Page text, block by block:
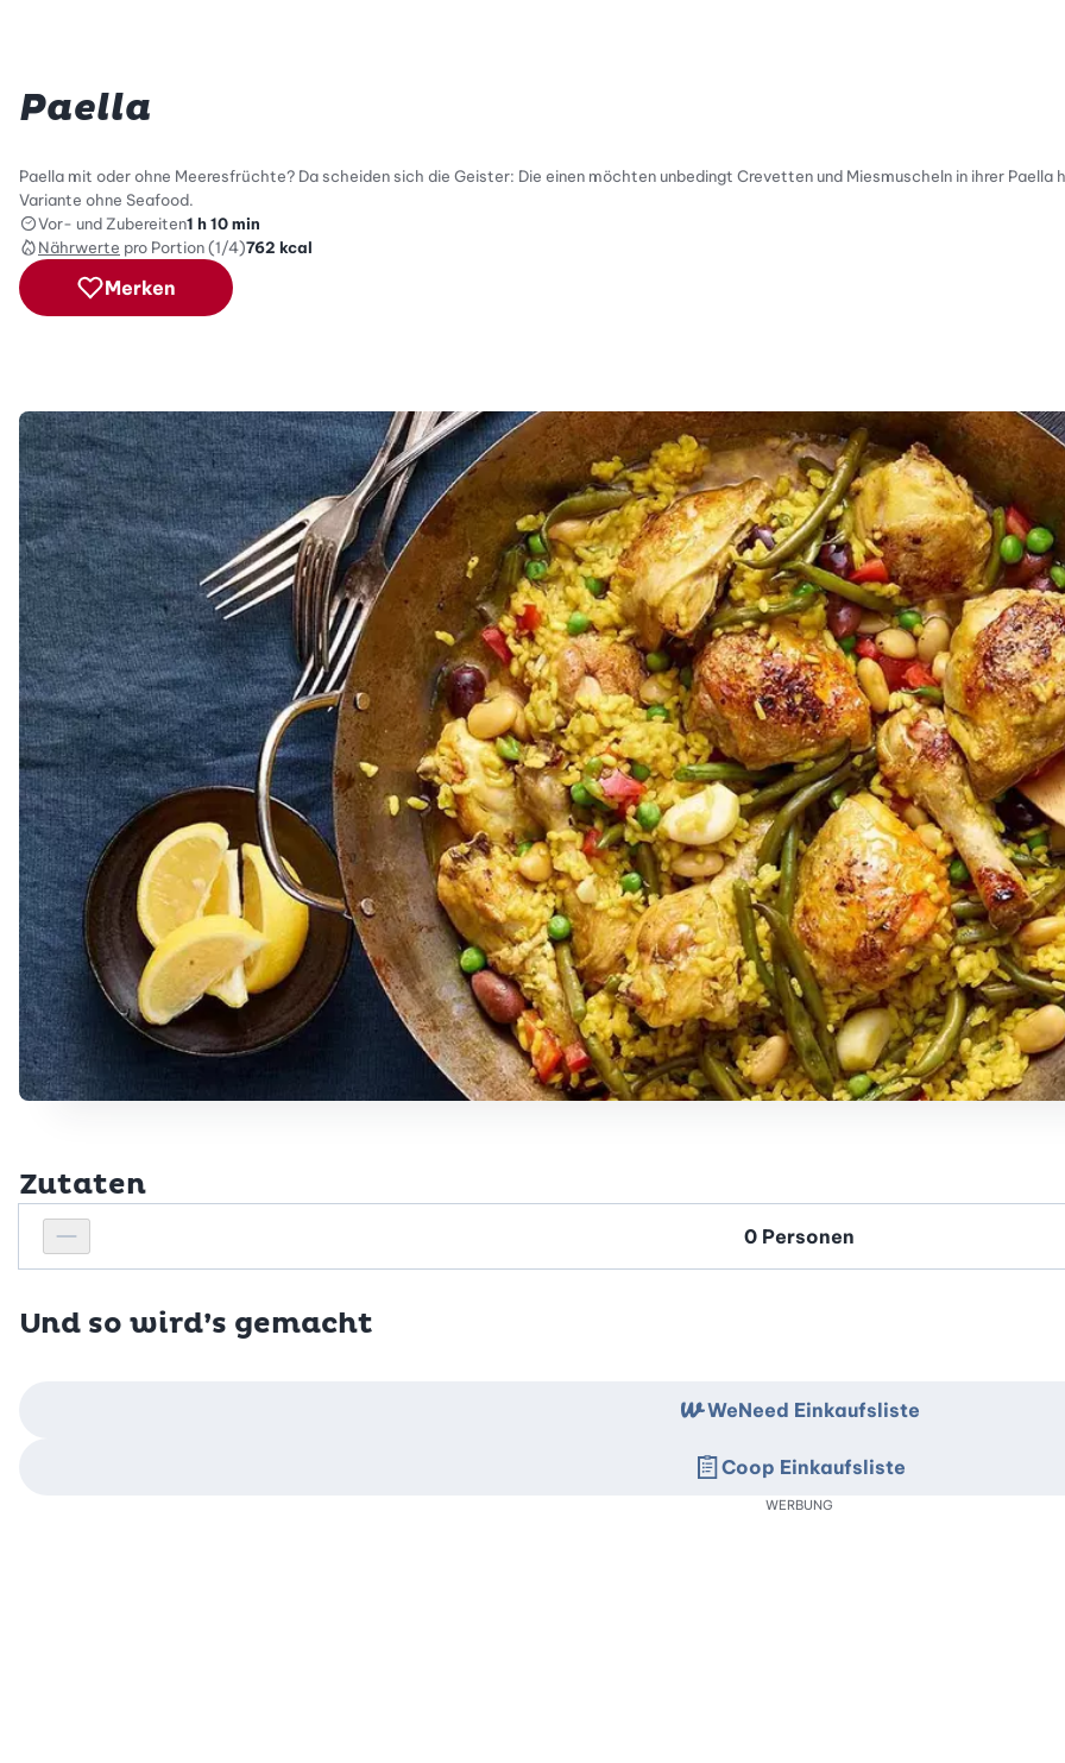
Paella
Paella mit oder ohne Meeresfrüchte? Da scheiden sich die Geister: Die einen möchten unbedingt Crevetten und Miesmuscheln in ihrer Paella
Variante ohne Seafood.
Vor- und Zubereiten1 h 10 min
Nährwerte pro Portion (1/4)762 kcal
Merken
Zutaten
Personenanzahl verringern
Personenanzahl
Und so wird’s gemacht
WeNeed Einkaufsliste
Coop Einkaufsliste
WERBUNG